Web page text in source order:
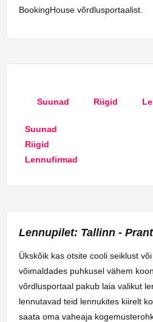
BookingHouse võrdlusportaalist.
Suunad Riigid
Suunad
Riigid
Lennufirmad
Lennupilet: Tallinn -
Ükskõik kas otsite cooli seiklust
võimaldades puhkusel vähem
võrdlusportaal pakub laia valikut
lennutavad teid lennukites kiirelt
saata oma vaheaja